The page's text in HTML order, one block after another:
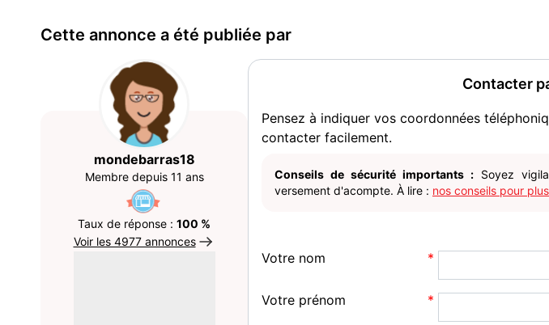
Cette annonce a été publiée par
mondebarras18
Membre depuis 11 ans
Taux de réponse : 100 %
Voir les 4977 annonces
Contacter
Pensez à indiquer vos coordonnées
contacter facilement.
Conseils de sécurité importants : Soyez
versement d'acompte. À lire : nos conseils pour
Votre nom
Votre prénom